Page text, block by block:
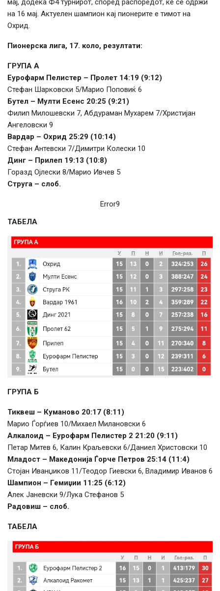
мај, додека Ф4 турнирот, според распоредот, ќе се одржи
на 16 мај. Актуелен шампион кај пионерите е тимот на
Охрид.
Пионерска лига, 17. коло, резултати:
ГРУПА А
Еурофарм Пелистер – Пролет 14:19 (9:12)
Стефан Шарковски 5/Марио Поповиќ 6
Бутел – Мулти Есенс 20:25 (9:21)
Филип Милошевски 7, Абдураман Мухарем 7/Христијан
Ангеловски 9
Вардар – Охрид 25:29 (10:14)
Стефан Антевски 7/Димитри Колески 10
Динг – Прилеп 19:13 (10:8)
Горазд Ојлески 8/Марио Ивчев 5
Струга – слоб.
Error9
ТАБЕЛА
ГРУПА Б
Тиквеш – Куманово 20:17 (8:11)
Марио Ѓорѓиев 10/Михаел Милановски 6
Алкалоид – Еурофарм Пелистер 2 21:20 (9:11)
Петар Митев 6, Калин Краљевски 6/Даниел Христовски 10
Младост – Македонија Ѓорче Петров 25:14 (11:4)
Стојан Иванџиков 11/Теодор Гиевски 6, Владимир Иванов 6
Шампион – Гемиџии 11:25 (6:12)
Алек Јаневски 9/Лука Стефанов 5
Радовиш – слоб.
ТАБЕЛА